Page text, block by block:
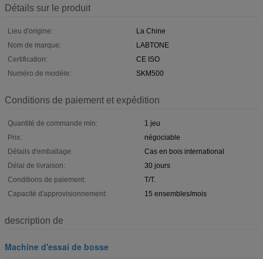
Détails sur le produit
Lieu d'origine:
La Chine
Nom de marque:
LABTONE
Certification:
CE ISO
Numéro de modèle:
SKM500
Conditions de paiement et expédition
Quantité de commande min:
1 jeu
Prix:
négociable
Détails d'emballage:
Cas en bois international
Délai de livraison:
30 jours
Conditions de paiement:
T/T.
Capacité d'approvisionnement:
15 ensembles/mois
description de
Machine d'essai de bosse